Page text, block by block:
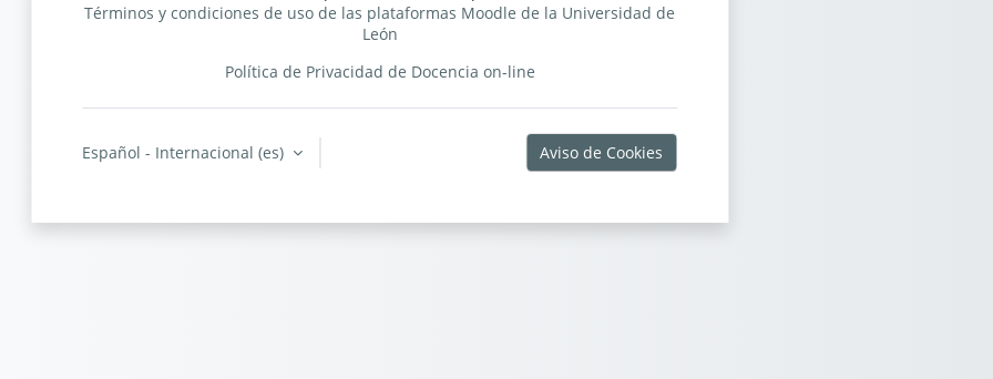
Términos y condiciones de uso de las plataformas Moodle de la Universidad de
León
Política de Privacidad de Docencia on-line
Español - Internacional ‎(es)‎ Aviso de Cookies